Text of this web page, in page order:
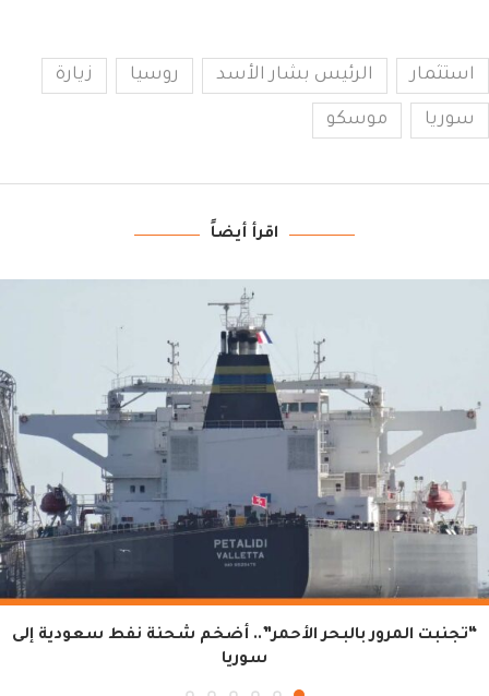
استثمار الرئيس بشار الأسد روسيا زيارة
سوريا موسكو
اقرأ أيضاً
“تجنبت المرور بالبحر الأحمر”.. أضخم شحنة نفط سعودية إلى
سوريا